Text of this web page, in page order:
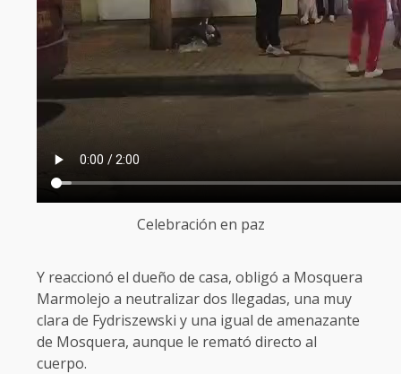
Celebración en paz
Y reaccionó el dueño de casa, obligó a Mosquera
Marmolejo a neutralizar dos llegadas, una muy
clara de Fydriszewski y una igual de amenazante
de Mosquera, aunque le remató directo al
cuerpo.